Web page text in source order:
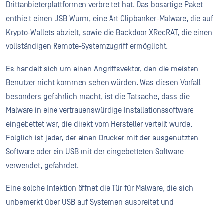
Drittanbieterplattformen verbreitet hat. Das bösartige Paket
enthielt einen USB Wurm, eine Art Clipbanker-Malware, die auf
Krypto-Wallets abzielt, sowie die Backdoor XRedRAT, die einen
vollständigen Remote-Systemzugriff ermöglicht.
Es handelt sich um einen Angriffsvektor, den die meisten
Benutzer nicht kommen sehen würden. Was diesen Vorfall
besonders gefährlich macht, ist die Tatsache, dass die
Malware in eine vertrauenswürdige Installationssoftware
eingebettet war, die direkt vom Hersteller verteilt wurde.
Folglich ist jeder, der einen Drucker mit der ausgenutzten
Software oder ein USB mit der eingebetteten Software
verwendet, gefährdet.
Eine solche Infektion öffnet die Tür für Malware, die sich
unbemerkt über USB auf Systemen ausbreitet und